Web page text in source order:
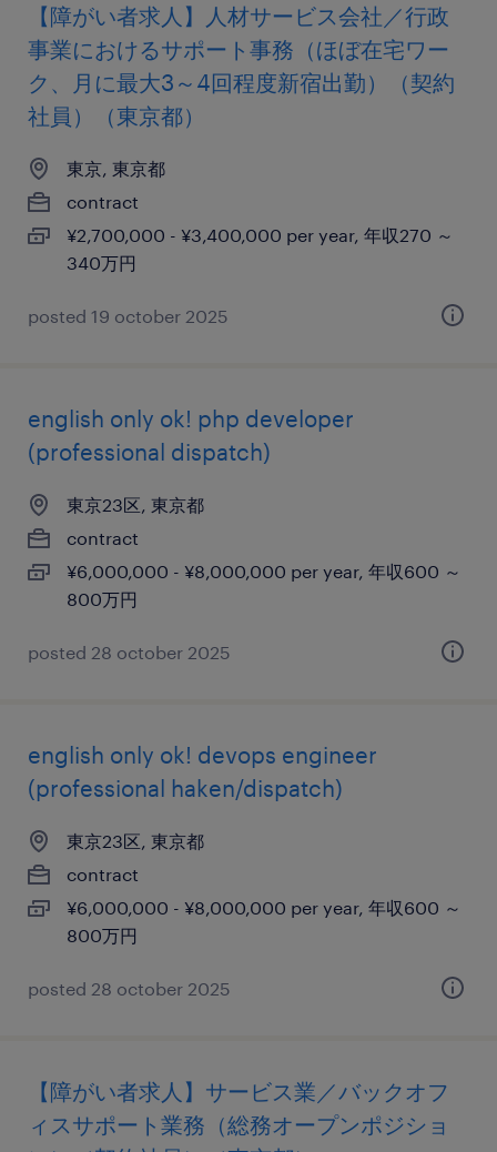
【障がい者求人】人材サービス会社／行政
事業におけるサポート事務（ほぼ在宅ワー
ク、月に最大3～4回程度新宿出勤）（契約
社員）（東京都）
東京, 東京都
contract
¥2,700,000 - ¥3,400,000 per year, 年収270 ～
340万円
posted 19 october 2025
english only ok! php developer
(professional dispatch)
東京23区, 東京都
contract
¥6,000,000 - ¥8,000,000 per year, 年収600 ～
800万円
posted 28 october 2025
english only ok! devops engineer
(professional haken/dispatch)
東京23区, 東京都
contract
¥6,000,000 - ¥8,000,000 per year, 年収600 ～
800万円
posted 28 october 2025
【障がい者求人】サービス業／バックオフ
ィスサポート業務（総務オープンポジショ